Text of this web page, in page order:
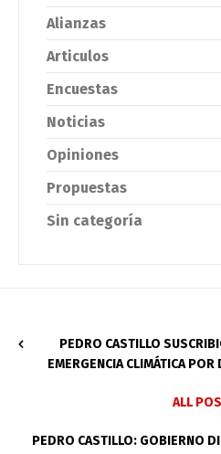
Alianzas
Articulos
Encuestas
Noticias
Opiniones
Propuestas
Sin categoría
PEDRO CASTILLO
EMERGENCIA CLIMÁTICA
ALL
PEDRO CASTILLO: GOBIERNO